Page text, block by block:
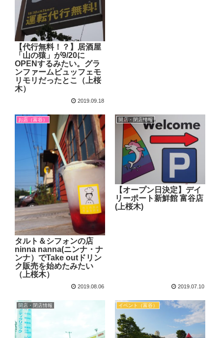
【代行無料！？】居酒屋
「山の猿」が9/20に
OPENするみたい。グラ
ンファームビュッフェモ
リモリだったとこ（上桜
木）
2019.09.18
お店（富谷）
タルト＆シフォンの店
ninna nanna(ニンナ・ナ
ンナ）でTake outドリン
ク販売を始めたみたい
（上桜木）
2019.08.06
開店・閉店情報
【オープン日決定】デイ
リーポート新鮮館 富谷店
(上桜木)
2019.07.10
開店・閉店情報 イベント（富谷）